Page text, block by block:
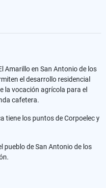
Amarillo en San Antonio de los
el desarrollo residencial
la vocación agrícola para el
cafetera.
tiene los puntos de Corpoelec y
pueblo de San Antonio de los